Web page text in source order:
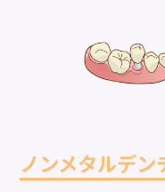
ノンメタルデン